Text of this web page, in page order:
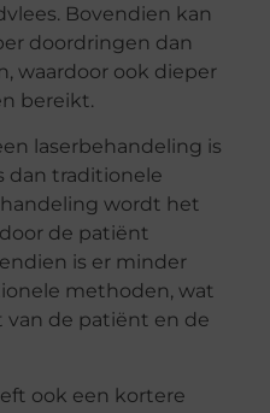
Bovendien kan
doordringen dan
waardoor ook dieper
bereikt.
laserbehandeling is
dan traditionele
wordt het
de patiënt
is er minder
methoden, wat
van de patiënt en de
ook een kortere